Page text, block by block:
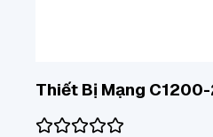
Thiết Bị Mạng